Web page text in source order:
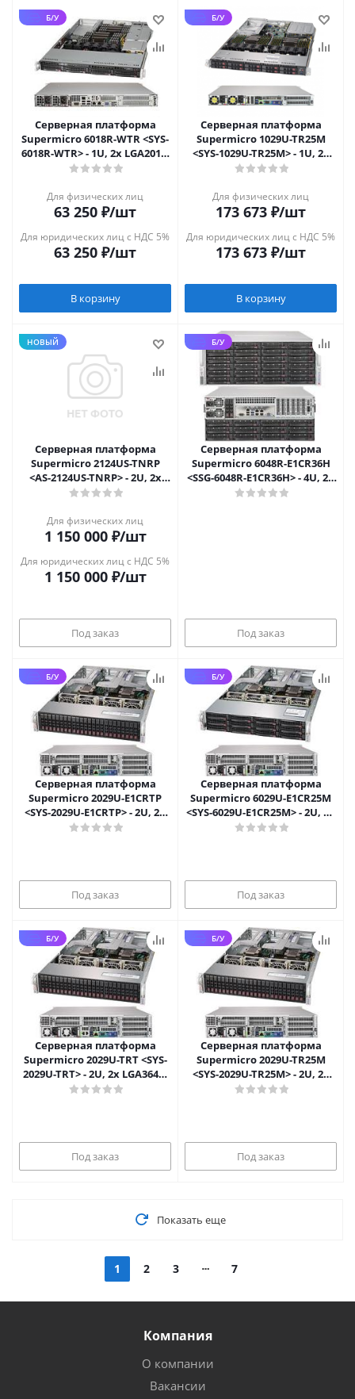
Б/У
Серверная платформа
Supermicro 6018R-WTR <SYS-
6018R-WTR> - 1U, 2x LGA2011-
3, 8x 2.5", 2x10GbE
Для физических лиц
63 250 ₽/шт
Для юридических лиц с НДС 5%
63 250 ₽/шт
В корзину
Б/У
Серверная платформа
Supermicro 1029U-TR25M
<SYS-1029U-TR25M> - 1U, 2x
LGA3647, 10x 2.5", 2x25GbE
Для физических лиц
173 673 ₽/шт
Для юридических лиц с НДС 5%
173 673 ₽/шт
В корзину
НОВЫЙ
Серверная платформа
Supermicro 2124US-TNRP
<AS-2124US-TNRP> - 2U, 2x
AMD EPYC 7002/7003, 24x
Для физических лиц
1 150 000₽/шт
Для юридических лиц с НДС 5%
1 150 000₽/шт
Под заказ
Б/У
Серверная платформа
Supermicro 6048R-E1CR36H
<SSG-6048R-E1CR36H> - 4U, 2x
LGA2011-3, 36x 3.5"
Под заказ
Б/У
Серверная платформа
Supermicro 2029U-E1CRTP
<SYS-2029U-E1CRTP> - 2U, 2x
LGA3647, 24x 2.5", 2x10GbE S
Под заказ
Б/У
Серверная платформа
Supermicro 6029U-E1CR25M
<SYS-6029U-E1CR25M> - 2U, 2x
LGA3647, 12x 3.5", 2x25GbE
Под заказ
Б/У
Серверная платформа
Supermicro 2029U-TRT <SYS-
2029U-TRT> - 2U, 2x LGA3647,
24x 2.5", 2x10GbE
Под заказ
Б/У
Серверная платформа
Supermicro 2029U-TR25M
<SYS-2029U-TR25M> - 2U, 2x
LGA3647, 24x 2.5", 2x25GbE
Под заказ
Показать еще
1 2 3 7
Компания
О компании
Вакансии